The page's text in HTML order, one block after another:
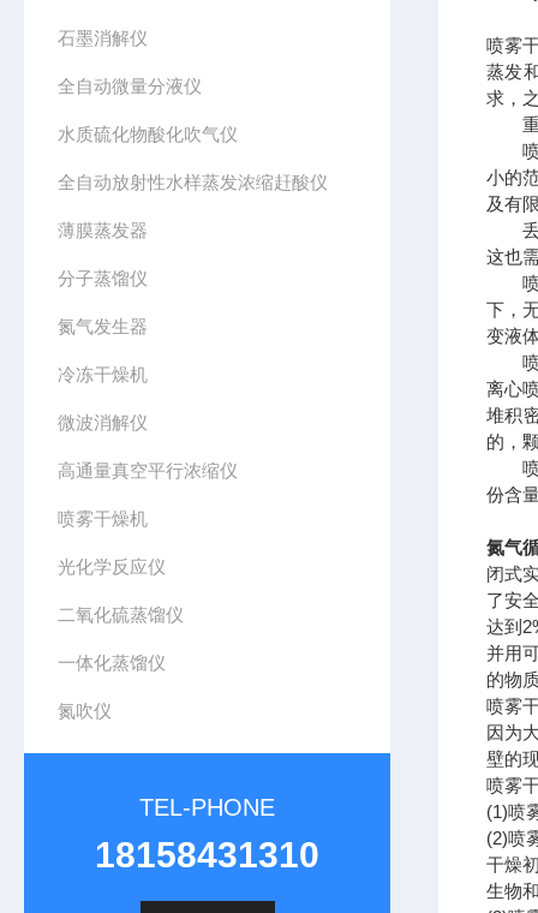
石墨消解仪
全自动微量分液仪
水质硫化物酸化吹气仪
全自动放射性水样蒸发浓缩赶酸仪
薄膜蒸发器
分子蒸馏仪
氮气发生器
冷冻干燥机
微波消解仪
高通量真空平行浓缩仪
喷雾干燥机
光化学反应仪
二氧化硫蒸馏仪
一体化蒸馏仪
氮吹仪
TEL-PHONE
18158431310
喷雾
蒸发
求，
重点
喷雾
小的
及有
丢弃
这也
喷雾
下，
变液
喷雾
离心
堆积
的，
喷雾
份含
氮气
闭式
了安
达到
并用
的物
喷雾
因为
壁的
喷雾
(1)喷
(2)喷
干燥
生物